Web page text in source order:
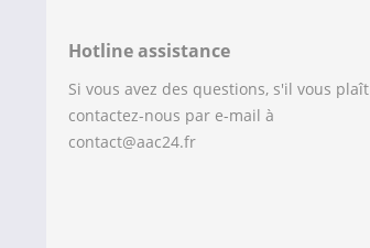
Hotline assistance
Si vous avez des questions, s'il vous plaît
contactez-nous par e-mail à
contact@aac24.fr